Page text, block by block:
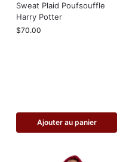
Sweat Plaid Poufsouffle
Harry Potter
$70.00
Ajouter au panier